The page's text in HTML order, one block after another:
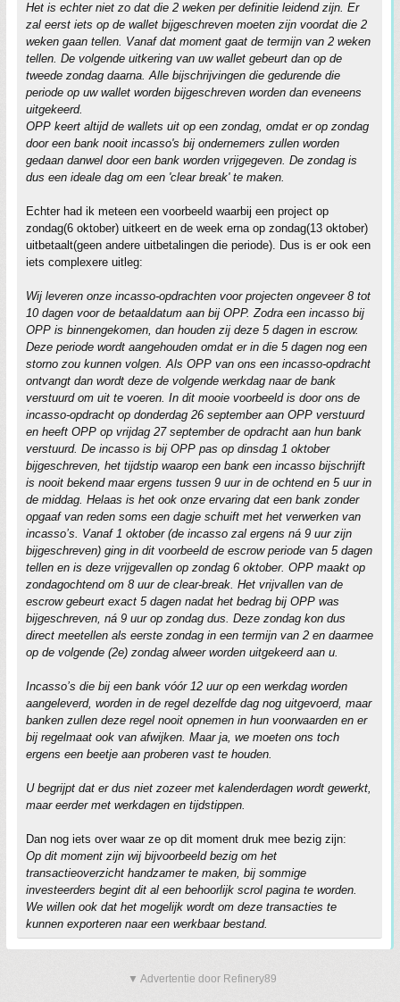
Het is echter niet zo dat die 2 weken per definitie leidend zijn. Er
zal eerst iets op de wallet bijgeschreven moeten zijn voordat die 2
weken gaan tellen. Vanaf dat moment gaat de termijn van 2 weken
tellen. De volgende uitkering van uw wallet gebeurt dan op de
tweede zondag daarna. Alle bijschrijvingen die gedurende die
periode op uw wallet worden bijgeschreven worden dan eveneens
uitgekeerd.
OPP keert altijd de wallets uit op een zondag, omdat er op zondag
door een bank nooit incasso's bij ondernemers zullen worden
gedaan danwel door een bank worden vrijgegeven. De zondag is
dus een ideale dag om een 'clear break' te maken.
Echter had ik meteen een voorbeeld waarbij een project op
zondag(6 oktober) uitkeert en de week erna op zondag(13 oktober)
uitbetaalt(geen andere uitbetalingen die periode). Dus is er ook een
iets complexere uitleg:
Wij leveren onze incasso-opdrachten voor projecten ongeveer 8 tot
10 dagen voor de betaaldatum aan bij OPP. Zodra een incasso bij
OPP is binnengekomen, dan houden zij deze 5 dagen in escrow.
Deze periode wordt aangehouden omdat er in die 5 dagen nog een
storno zou kunnen volgen. Als OPP van ons een incasso-opdracht
ontvangt dan wordt deze de volgende werkdag naar de bank
verstuurd om uit te voeren. In dit mooie voorbeeld is door ons de
incasso-opdracht op donderdag 26 september aan OPP verstuurd
en heeft OPP op vrijdag 27 september de opdracht aan hun bank
verstuurd. De incasso is bij OPP pas op dinsdag 1 oktober
bijgeschreven, het tijdstip waarop een bank een incasso bijschrijft
is nooit bekend maar ergens tussen 9 uur in de ochtend en 5 uur in
de middag. Helaas is het ook onze ervaring dat een bank zonder
opgaaf van reden soms een dagje schuift met het verwerken van
incasso’s. Vanaf 1 oktober (de incasso zal ergens ná 9 uur zijn
bijgeschreven) ging in dit voorbeeld de escrow periode van 5 dagen
tellen en is deze vrijgevallen op zondag 6 oktober. OPP maakt op
zondagochtend om 8 uur de clear-break. Het vrijvallen van de
escrow gebeurt exact 5 dagen nadat het bedrag bij OPP was
bijgeschreven, ná 9 uur op zondag dus. Deze zondag kon dus
direct meetellen als eerste zondag in een termijn van 2 en daarmee
op de volgende (2e) zondag alweer worden uitgekeerd aan u.
Incasso’s die bij een bank vóór 12 uur op een werkdag worden
aangeleverd, worden in de regel dezelfde dag nog uitgevoerd, maar
banken zullen deze regel nooit opnemen in hun voorwaarden en er
bij regelmaat ook van afwijken. Maar ja, we moeten ons toch
ergens een beetje aan proberen vast te houden.
U begrijpt dat er dus niet zozeer met kalenderdagen wordt gewerkt,
maar eerder met werkdagen en tijdstippen.
Dan nog iets over waar ze op dit moment druk mee bezig zijn:
Op dit moment zijn wij bijvoorbeeld bezig om het
transactieoverzicht handzamer te maken, bij sommige
investeerders begint dit al een behoorlijk scrol pagina te worden.
We willen ook dat het mogelijk wordt om deze transacties te
kunnen exporteren naar een werkbaar bestand.
▼ Advertentie door Refinery89